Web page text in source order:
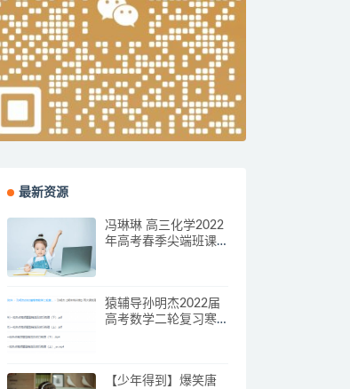
最新资源
冯琳琳 高三化学2022
年高考春季尖端班课
猿辅导孙明杰2022届
高考数学二轮复习寒
【少年得到】爆笑唐